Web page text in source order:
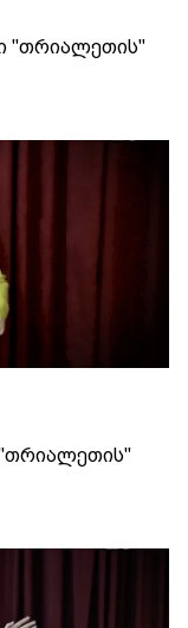
"თრიალეთის"
"თრიალეთის"